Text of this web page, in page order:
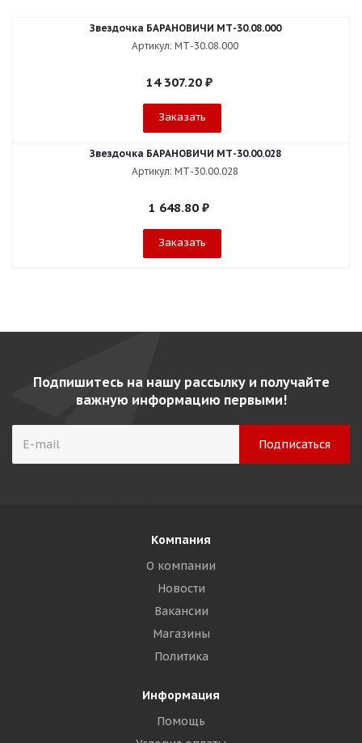
Звездочка БАРАНОВИЧИ МТ-30.08.000
Артикул: МТ-30.08.000
14 307.20₽
Заказать
Звездочка БАРАНОВИЧИ МТ-30.00.028
Артикул: МТ-30.00.028
1 648.80 ₽
Заказать
Подпишитесь на нашу рассылку и получайте
важную информацию первыми!
Компания
О компании
Новости
Вакансии
Магазины
Политика
Информация
Помощь